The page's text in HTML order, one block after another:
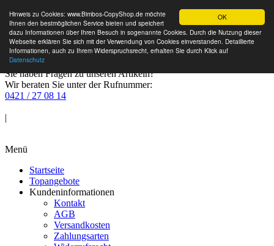
OK
Hinweis zu Cookies: www.Bimbos-CopyShop.de möchte
Ihnen den bestmöglichen Service bieten und speichert
dazu Informationen über Ihren Besuch in sogenannte Cookies. Durch die Nutzung dieser
Webseite erklären Sie sich mit der Verwendung von Cookies einverstanden. Detaillierte
Informationen, auch zu Ihrem Widerspruchsrecht, erhalten Sie durch Klick auf
Datenschutz
Sie haben Fragen zu unseren Artikeln?
Wir beraten Sie unter der Rufnummer:
0421 / 27 08 14
|
Menü
Startseite
Topangebote
Kundeninformationen
Kontakt
AGB
Versandkosten
Zahlungsarten